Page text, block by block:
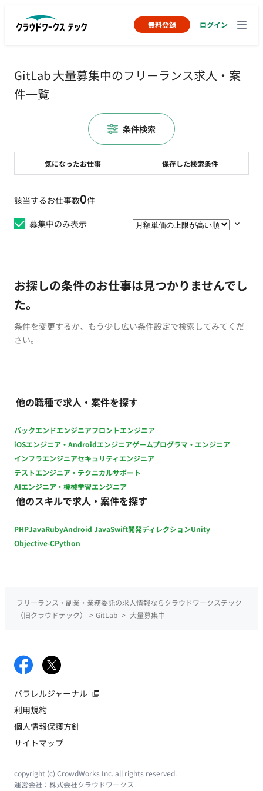
無料登録 ログイン
GitLab 大量募集中のフリーランス求人・案
件一覧
該当するお仕事数0件
募集中のみ表示
お探しの条件のお仕事は見つかりませんでし
た。
条件を変更するか、もう少し広い条件設定で検索してみてくだ
さい。
他の職種で求人・案件を探す
バックエンドエンジニアフロントエンジニア
iOSエンジニア・Androidエンジニアゲームプログラマ・エンジニア
インフラエンジニアセキュリティエンジニア
テストエンジニア・テクニカルサポート
AIエンジニア・機械学習エンジニア
他のスキルで求人・案件を探す
PHPJavaRubyAndroid JavaSwift開発ディレクションUnity
Objective-CPython
気になったお仕事 保存した検索条件
条件検索
フリーランス・副業・業務委託の求人情報ならクラウドワークステック
（旧クラウドテック）
> GitLab > 大量募集中
パラレルジャーナル
利用規約
個人情報保護方針
サイトマップ
copyright (c) CrowdWorks Inc. all rights reserved.
運営会社： 株式会社クラウドワークス